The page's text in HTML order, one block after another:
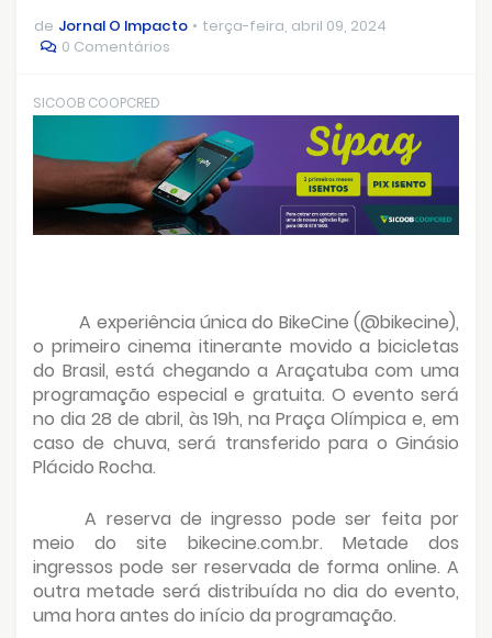
de Jornal O Impacto
terça-feira, abril 09, 2024
0 Comentários
SICOOB COOPCRED
A experiência única do BikeCine (@bikecine),
o primeiro cinema itinerante movido a bicicletas
do Brasil, está chegando a Araçatuba com uma
programação especial e gratuita. O evento será
no dia 28 de abril, às 19h, na Praça Olímpica e, em
caso de chuva, será transferido para o Ginásio
Plácido Rocha.
A reserva de ingresso pode ser feita por
meio do site bikecine.com.br. Metade dos
ingressos pode ser reservada de forma online. A
outra metade será distribuída no dia do evento,
uma hora antes do início da programação.